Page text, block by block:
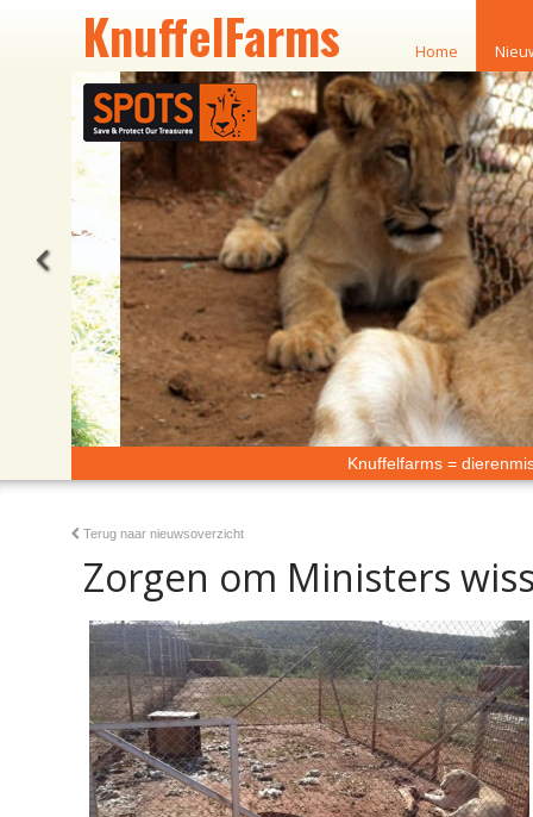
KnuffelFarms Home
Knuffelfarms =
Terug naar nieuwsoverzicht
Zorgen om Ministers